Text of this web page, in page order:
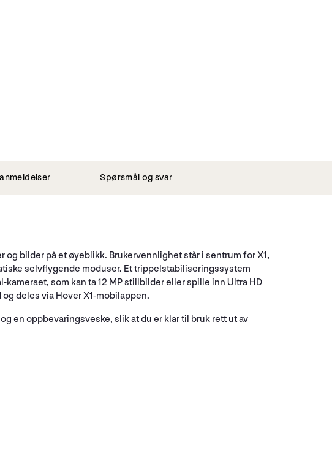
Spørsmål og svar
bilder på et øyeblikk. Brukervennlighet står i sentrum for X1,
selvflygende moduser. Et trippelstabiliseringssystem
som kan ta 12 MP stillbilder eller spille inn Ultra HD
deles via Hover X1-mobilappen.
en oppbevaringsveske, slik at du er klar til bruk rett ut av